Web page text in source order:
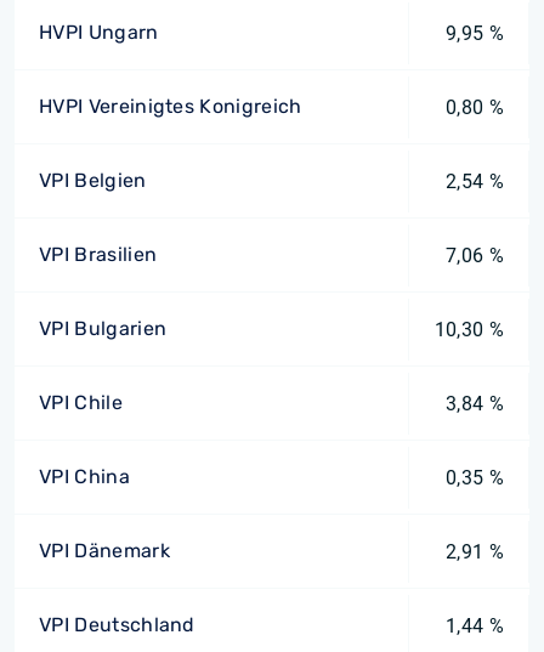
HVPI Ungarn 9,95 %
HVPI Vereinigtes Konigreich 0,80 %
VPI Belgien 2,54 %
VPI Brasilien 7,06 %
VPI Bulgarien 10,30 %
VPI Chile 3,84 %
VPI China 0,35 %
VPI Dänemark 2,91 %
VPI Deutschland 1,44 %